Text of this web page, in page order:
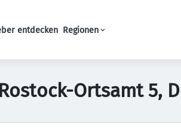
entdecken Regionen
Ortsamt 5,